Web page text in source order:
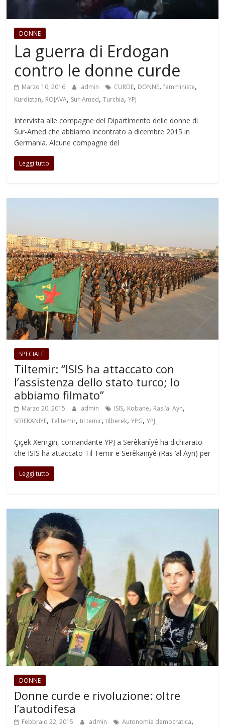
DONNE
La guerra di Erdogan
contro le donne curde
Marzo 10, 2016 admin CURDE, DONNE,femministe,
Kurdistan, ROJAVA, Sur-Amed,Turchia,YPJ
Intervista alle compagne del Dipartimento delle donne di
Sur-Amed che abbiamo incontrato a dicembre 2015 in
Germania. Alcune compagne del
Leggi tutto
SPECIALE
Tiltemir: “ISIS ha attaccato con
l’assistenza dello stato turco; lo
abbiamo filmato”
Marzo 20, 2015 admin ISIS, Kobane, Ras ‘al Ayn,
SEREKANIYE,Tel temir,til temir,tilberek,YPG,YPJ
Çiçek Xemgin, comandante YPJ a Serêkanîyê ha dichiarato
che ISIS ha attaccato Til Temir e Serêkaniyê (Ras ‘al Ayn) per
Leggi tutto
DONNE
Donne curde e rivoluzione: oltre
l’autodifesa
Febbraio 22, 2015 admin Autonomia democratica,